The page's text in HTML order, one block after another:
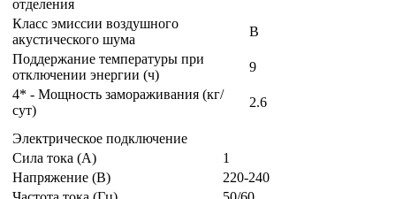
отделения
Класс эмиссии воздушного
акустического шума
B
Поддержание температуры при
отключении энергии (ч)
9
4* - Мощность замораживания (кг/
сут)
2.6
Электрическое подключение
Сила тока (А)
1
Напряжение (В)
220-240